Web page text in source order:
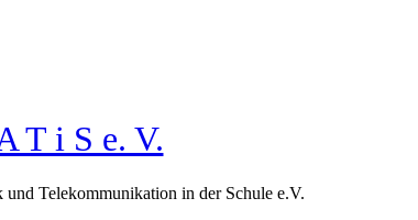
T i S e. V.
Telekommunikation in der Schule e.V.